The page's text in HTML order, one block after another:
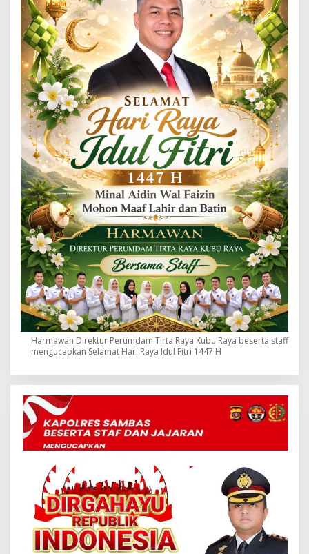
H
M
N
Harmawan Direktur Perumdam Tirta Raya Kubu Raya beserta staff
mengucapkan Selamat Hari Raya Idul Fitri 1447 H